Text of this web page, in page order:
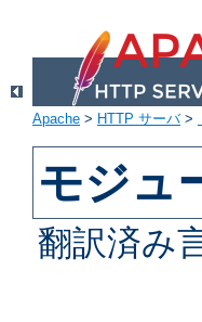
Apache > HTTP サーバ>
モジュ
翻訳済み